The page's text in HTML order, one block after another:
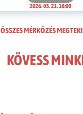
2026. 05. 21. 18:00
ÖSSZES MÉRKŐZÉS
KÖVESS